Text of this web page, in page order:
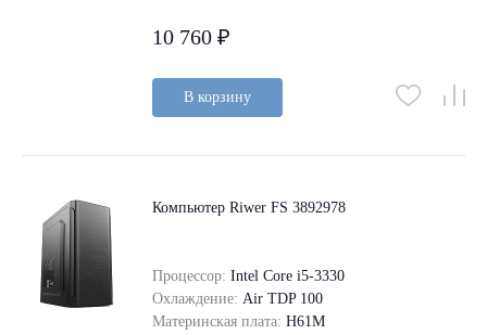
10 760 ₽
В корзину
Компьютер Riwer FS 3892978
Процессор: Intel Core i5-3330
Охлаждение: Air TDP 100
Материнская плата: H61M